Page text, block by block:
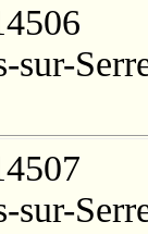
sur-
sur-